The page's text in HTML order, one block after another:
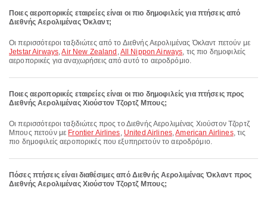
Ποιες αεροπορικές εταιρείες είναι οι πιο δημοφιλείς για πτήσεις από
Διεθνής Αερολιμένας Όκλαντ;
Οι περισσότεροι ταξιδιώτες από το Διεθνής Αερολιμένας Όκλαντ πετούν με
Jetstar Airways,Air New Zealand ,All Nippon Airways, τις πιο δημοφιλείς
αεροπορικές για αναχωρήσεις από αυτό το αεροδρόμιο.
Ποιες αεροπορικές εταιρείες είναι οι πιο δημοφιλείς για πτήσεις προς
Διεθνής Αερολιμένας Χιούστον Τζορτζ Μπους;
Οι περισσότεροι ταξιδιώτες προς το Διεθνής Αερολιμένας Χιούστον Τζορτζ
Μπους πετούν με Frontier Airlines, United Airlines,American Airlines, τις
πιο δημοφιλείς αεροπορικές που εξυπηρετούν το αεροδρόμιο.
Πόσες πτήσεις είναι διαθέσιμες από Διεθνής Αερολιμένας Όκλαντ προς
Διεθνής Αερολιμένας Χιούστον Τζορτζ Μπους;